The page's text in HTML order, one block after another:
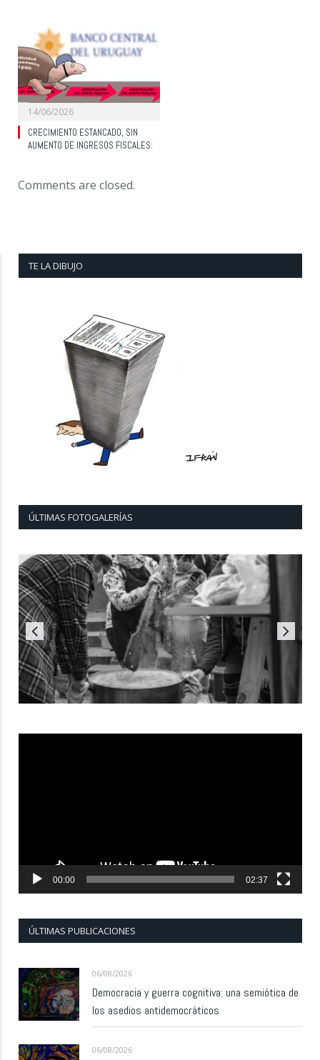
14/06/2026
CRECIMIENTO ESTANCADO, SIN
AUMENTO DE INGRESOS FISCALES:
Comments are closed.
TE LA DIBUJO
ÚLTIMAS FOTOGALERÍAS
00:00 02:37
ÚLTIMAS PUBLICACIONES
06/08/2026
Democracia y guerra cognitiva: una semiótica de
los asedios antidemocráticos
06/08/2026